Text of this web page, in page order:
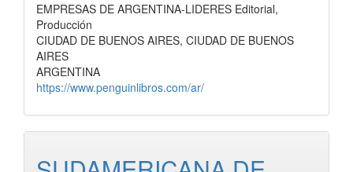
EMPRESAS DE ARGENTINA-LIDERES Editorial,
Producción
CIUDAD DE BUENOS AIRES, CIUDAD DE BUENOS
AIRES
ARGENTINA
https://www.penguinlibros.com/ar/